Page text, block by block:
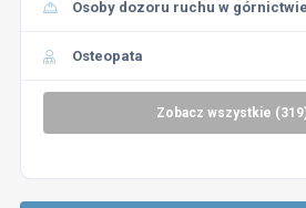
Osoby dozoru ruchu w
Osteopata
Zobacz wszystkie